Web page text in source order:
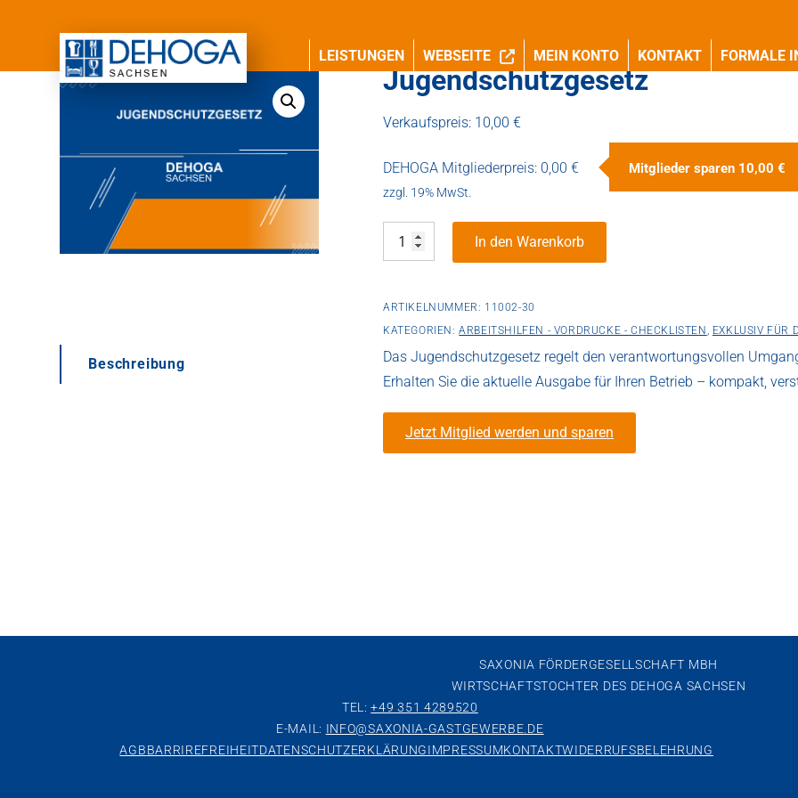
LEISTUNGEN WEBSEITE MEIN KONTO KONTAKT FORMALE
Jugendschutzgesetz
Verkaufspreis: 10,00 €
DEHOGA Mitgliederpreis: 0,00 € Mitglieder sparen 10,00 €
zzgl. 19% MwSt.
Jugendschutzgesetz
Menge
In den Warenkorb
ARTIKELNUMMER: 11002-30
KATEGORIEN:ARBEITSHILFEN - VORDRUCKE - CHECKLISTEN EXKLUSIV FÜR
Beschreibung
Das Jugendschutzgesetz regelt den verantwortungsvollen
Erhalten Sie die aktuelle Ausgabe für Ihren Betrieb – kompakt,
Jetzt Mitglied werden und sparen
SAXONIA FÖRDERGESELLSCHAFT MBH
WIRTSCHAFTSTOCHTER DES DEHOGA SACHSEN
TEL:+49 351 4289520
E-MAIL: INFO@SAXONIA-GASTGEWERBE.DE
AGBBARRIREFREIHEITDATENSCHUTZERKLÄRUNGIMPRESSUMKONTAKTWIDERRUFSBELEHRUNG